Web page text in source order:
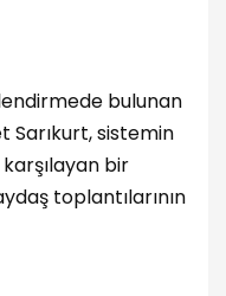
bulunan
Sarıkurt, sistemin
bir
toplantılarının